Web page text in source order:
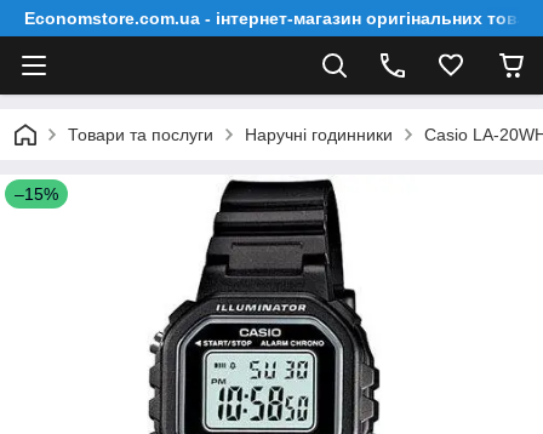
Economstore.com.ua - інтернет-магазин оригінальних
Товари та послуги Наручні годинники Casio LA-
–15%